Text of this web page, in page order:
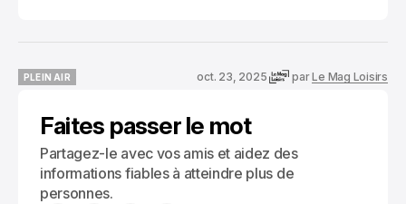
PLEIN AIR
oct. 23, 2025 parLe Mag Loisirs
Faites passer le mot
Partagez-le avec vos amis et aidez des
informations fiables à atteindre plus de
personnes.